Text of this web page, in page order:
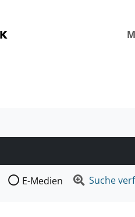
Sie suchen wollen.
E-Medien Suche